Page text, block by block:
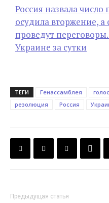
Россия назвала
осудила вторжение,
проведут
Украине за сутки
ТЕГИ Генассамблея
резолюция
Россия
Предыдущая статья